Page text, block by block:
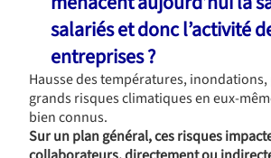
salariés et donc l’activité
entreprises ?
Hausse des températures,
grands risques climatiques en eux-
bien connus.
Sur un plan général, ces risques